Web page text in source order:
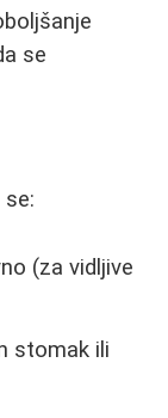
se
(za vidljive
stomak ili